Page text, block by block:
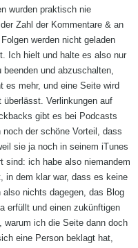
wurden praktisch nie
Zahl der Kommentare & an
werden nicht geladen
Ich hielt und halte es also nur
und abzuschalten,
es mehr, und eine Seite wird
Verlinkungen auf
gibt es bei Podcasts
der schöne Vorteil, dass
sie ja noch in seinem iTunes
sind: ich habe also niemandem
in dem klar war, dass es keine
also nichts dagegen, das Blog
erfüllt und einen zukünftigen
ich die Seite dann doch
eine Person beklagt hat,